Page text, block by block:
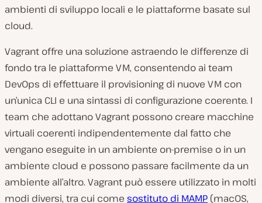
ambienti di sviluppo locali e le piattaforme basate sul
cloud.
Vagrant offre una soluzione astraendo le differenze di
fondo tra le piattaforme VM, consentendo ai team
DevOps di effettuare il provisioning di nuove VM con
un’unica CLI e una sintassi di configurazione coerente. I
team che adottano Vagrant possono creare macchine
virtuali coerenti indipendentemente dal fatto che
vengano eseguite in un ambiente on-premise o in un
ambiente cloud e possono passare facilmente da un
ambiente all’altro. Vagrant può essere utilizzato in molti
modi diversi, tra cui come sostituto di MAMP (macOS,